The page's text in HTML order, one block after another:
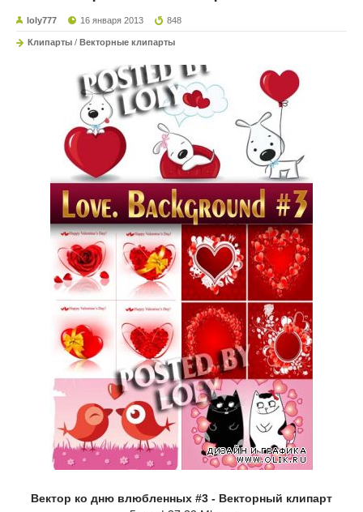
loly777 16 января 2013 848
Клипарты / Векторные клипарты
Вектор ко дню влюбленных #3 - Векторный клипарт